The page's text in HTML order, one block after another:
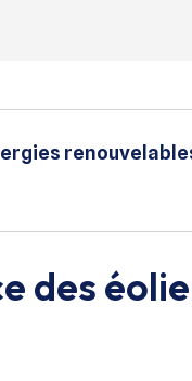
des